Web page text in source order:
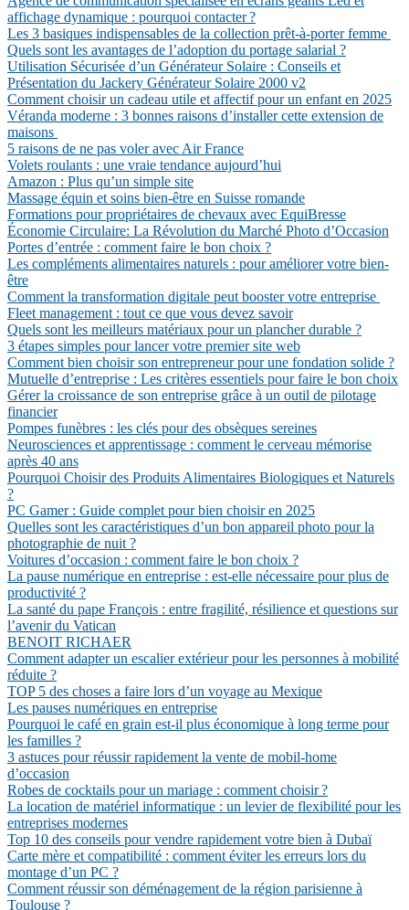
affichage dynamique : pourquoi contacter ?
Les 3 basiques indispensables de la collection prêt-à-porter femme
Quels sont les avantages de l’adoption du portage salarial ?
Utilisation Sécurisée d’un Générateur Solaire : Conseils et
Présentation du Jackery Générateur Solaire 2000 v2
Comment choisir un cadeau utile et affectif pour un enfant en 2025
Véranda moderne : 3 bonnes raisons d’installer cette extension de
maisons
5 raisons de ne pas voler avec Air France
Volets roulants : une vraie tendance aujourd’hui
Amazon : Plus qu’un simple site
Massage équin et soins bien-être en Suisse romande
Formations pour propriétaires de chevaux avec EquiBresse
Économie Circulaire: La Révolution du Marché Photo d’Occasion
Portes d’entrée : comment faire le bon choix ?
Les compléments alimentaires naturels : pour améliorer votre bien-
être
Comment la transformation digitale peut booster votre entreprise
Fleet management : tout ce que vous devez savoir
Quels sont les meilleurs matériaux pour un plancher durable ?
3 étapes simples pour lancer votre premier site web
Comment bien choisir son entrepreneur pour une fondation solide ?
Mutuelle d’entreprise : Les critères essentiels pour faire le bon choix
Gérer la croissance de son entreprise grâce à un outil de pilotage
financier
Pompes funèbres : les clés pour des obsèques sereines
Neurosciences et apprentissage : comment le cerveau mémorise
après 40 ans
Pourquoi Choisir des Produits Alimentaires Biologiques et Naturels
?
PC Gamer : Guide complet pour bien choisir en 2025
Quelles sont les caractéristiques d’un bon appareil photo pour la
photographie de nuit ?
Voitures d’occasion : comment faire le bon choix ?
La pause numérique en entreprise : est-elle nécessaire pour plus de
productivité ?
La santé du pape François : entre fragilité, résilience et questions sur
l’avenir du Vatican
BENOIT RICHAER
Comment adapter un escalier extérieur pour les personnes à mobilité
réduite ?
TOP 5 des choses a faire lors d’un voyage au Mexique
Les pauses numériques en entreprise
Pourquoi le café en grain est-il plus économique à long terme pour
les familles ?
3 astuces pour réussir rapidement la vente de mobil-home
d’occasion
Robes de cocktails pour un mariage : comment choisir ?
La location de matériel informatique : un levier de flexibilité pour les
entreprises modernes
Top 10 des conseils pour vendre rapidement votre bien à Dubaï
Carte mère et compatibilité : comment éviter les erreurs lors du
montage d’un PC ?
Comment réussir son déménagement de la région parisienne à
Toulouse ?